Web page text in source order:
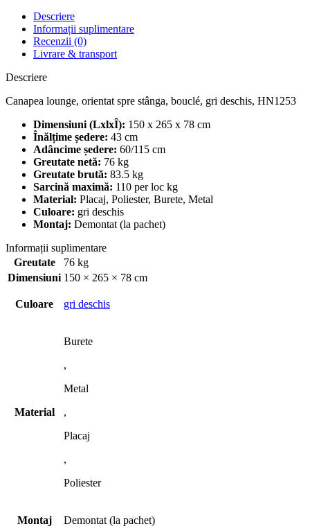
Descriere
Informații suplimentare
Recenzii (0)
Livrare & transport
Descriere
Canapea lounge, orientat spre stânga, bouclé, gri deschis, HN1253
Dimensiuni (LxlxÎ): 150 x 265 x 78 cm
Înălțime ședere: 43 cm
Adâncime ședere: 60/115 cm
Greutate netă: 76 kg
Greutate brută: 83.5 kg
Sarcină maximă: 110 per loc kg
Material: Placaj, Poliester, Burete, Metal
Culoare: gri deschis
Montaj: Demontat (la pachet)
Informații suplimentare
Greutate
76 kg
Dimensiuni 150 × 265 × 78 cm
Culoare gri deschis
Material
Burete
,
Metal
,
Placaj
,
Poliester
Montaj Demontat (la pachet)